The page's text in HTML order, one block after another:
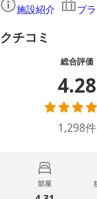
施設紹介 プ
クチコミ
総合評価
4.28
1,298件
部屋